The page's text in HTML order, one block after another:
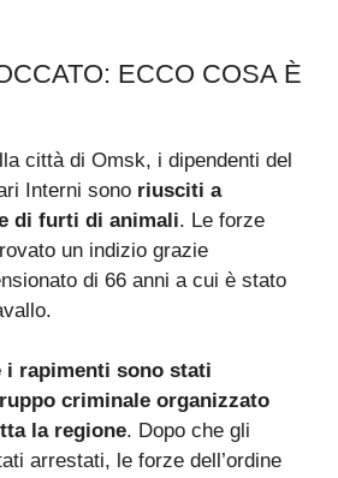
ECCO COSA È
città di Omsk, i dipendenti del
Interni sono riusciti a
di furti di animali. Le forze
un indizio grazie
di 66 anni a cui è stato
i rapimenti sono stati
criminale organizzato
la regione. Dopo che gli
arrestati, le forze dell’ordine